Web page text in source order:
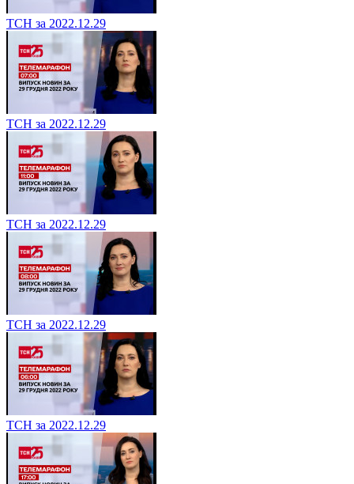
ТСН за 2022.12.29
ТСН за 2022.12.29
ТСН за 2022.12.29
ТСН за 2022.12.29
ТСН за 2022.12.29